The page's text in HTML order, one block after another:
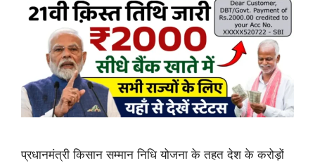
प्रधानमंत्री किसान सम्मान निधि योजना के तहत देश के करोड़ों